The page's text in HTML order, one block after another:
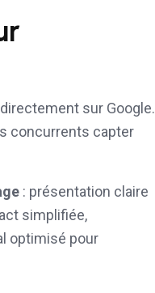
directement sur Google.
concurrents capter
: présentation claire
simplifiée,
optimisé pour